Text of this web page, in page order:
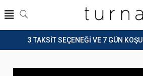
3 TAKSİT SEÇENEĞİ VE 7 GÜN